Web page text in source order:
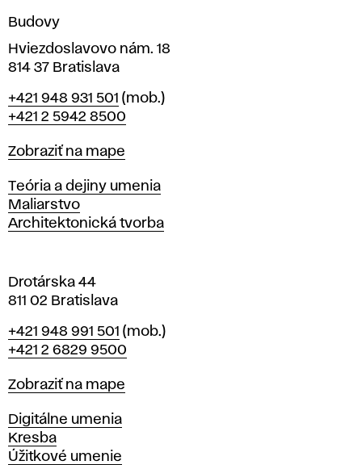
í
v
r
a
i
l
a
v
Budovy
Hviezdoslavovo nám. 18
814 37 Bratislava
Telefón
+421 948 931 501 (mob.)
+421 2 5942 8500
Mapa
Zobraziť na mape
Katedry
Teória a dejiny umenia
Maliarstvo
Architektonická tvorba
Drotárska 44
811 02 Bratislava
Telefón
+421 948 991 501 (mob.)
+421 2 6829 9500
Mapa
Zobraziť na mape
Katedry
Digitálne umenia
Kresba
Úžitkové umenie